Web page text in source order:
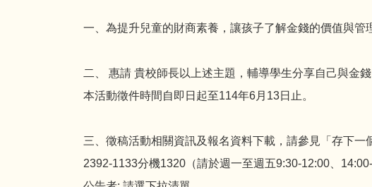
一、為提升兒童的財商素養，讓孩子了解金錢的價值與管
二、 惠請 貴校師長以上述主題，輔導學生分享自己與金
本活動徵件時間自即日起至114年6月13日止。
三、徵稿活動相關資訊及報名資料下載，請參見「存下
2392-1133分機1320（請於週一至週五9:30-12:00、14:00-